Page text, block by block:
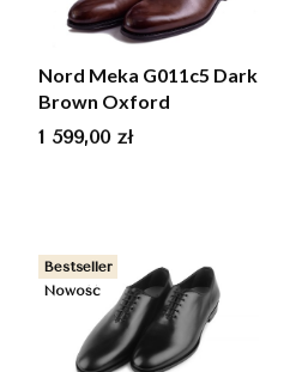
Nord Meka G011c5 Dark
Brown Oxford
Cena
1 599,00 zł
Bestseller
Nowość